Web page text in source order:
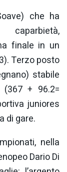
che ha
finale in un
Terzo posto
stabile
+ 96.2=
juniores
di gare.
nella
Dario Di